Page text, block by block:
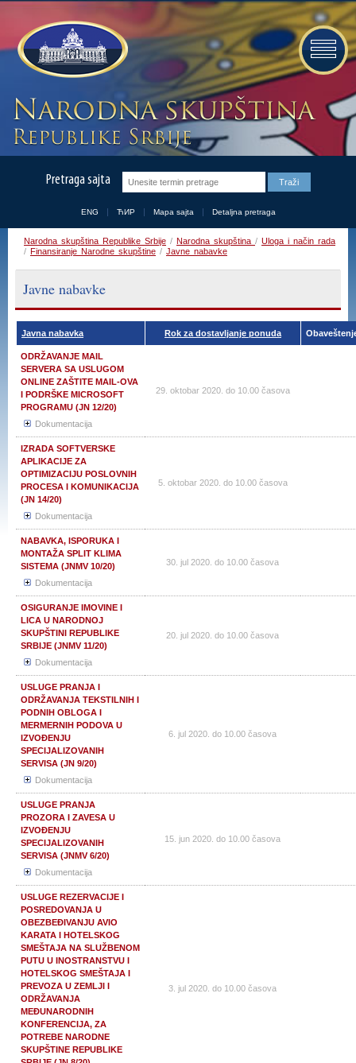
Pretraga sajta
ENG ЋИР Mapa sajta Detaljna pretraga
Narodna skupština Republike Srbije / Narodna skupština / Uloga i način rada
/ Finansiranje Narodne skupštine / Javne nabavke
Javne nabavke
Javna nabavka Rok za dostavljanje ponuda
ODRŽAVANJE MAIL
SERVERA SA USLUGOM
ONLINE ZAŠTITE MAIL-OVA
I PODRŠKE MICROSOFT
PROGRAMU (JN 12/20)
Dokumentacija
29. oktobar 2020. do 10.00 časova
IZRADA SOFTVERSKE
APLIKACIJE ZA
OPTIMIZACIJU POSLOVNIH
PROCESA I KOMUNIKACIJA
(JN 14/20)
Dokumentacija
5. oktobar 2020. do 10.00 časova
NABAVKA, ISPORUKA I
MONTAŽA SPLIT KLIMA
SISTEMA (JNMV 10/20)
Dokumentacija
30. jul 2020. do 10.00 časova
OSIGURANJE IMOVINE I
LICA U NARODNOJ
SKUPŠTINI REPUBLIKE
SRBIJE (JNMV 11/20)
Dokumentacija
20. jul 2020. do 10.00 časova
USLUGE PRANJA I
ODRŽAVANJA TEKSTILNIH I
PODNIH OBLOGA I
MERMERNIH PODOVA U
IZVOĐENJU
SPECIJALIZOVANIH
SERVISA (JN 9/20)
Dokumentacija
6. jul 2020. do 10.00 časova
USLUGE PRANJA
PROZORA I ZAVESA U
IZVOĐENJU
SPECIJALIZOVANIH
SERVISA (JNMV 6/20)
Dokumentacija
15. jun 2020. do 10.00 časova
USLUGE REZERVACIJE I
POSREDOVANJA U
OBEZBEĐIVANJU AVIO
KARATA I HOTELSKOG
SMEŠTAJA NA SLUŽBENOM
PUTU U INOSTRANSTVU I
HOTELSKOG SMEŠTAJA I
PREVOZA U ZEMLJI I
ODRŽAVANJA
MEĐUNARODNIH
KONFERENCIJA, ZA
POTREBE NARODNE
SKUPŠTINE REPUBLIKE
3. jul 2020. do 10.00 časova